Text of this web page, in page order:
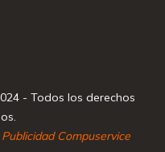
- Todos los derechos
Compuservice